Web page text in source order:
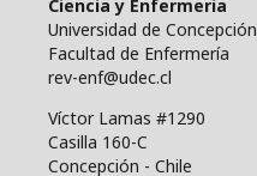
Ciencia y Enfermeria
Universidad de Concepción
Facultad de Enfermería
rev-enf@udec.cl
Víctor Lamas #1290
Casilla 160-C
Concepción - Chile